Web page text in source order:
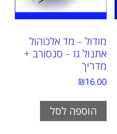
מודול – מד אלכוהול
אתנול גז – סנסורב +
מדריך
₪16.00
הוספה לסל